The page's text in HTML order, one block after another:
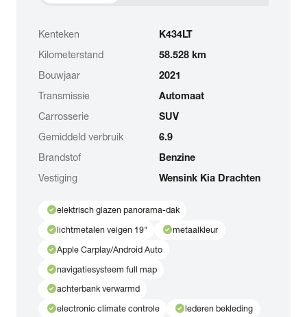
Kenteken
K434LT
Kilometerstand
58.528 km
Bouwjaar
2021
Transmissie
Automaat
Carrosserie
SUV
Gemiddeld verbruik
6.9
Brandstof
Benzine
Vestiging
Wensink Kia Drachten
check_circleelektrisch glazen panorama-dak
check_circlelichtmetalen velgen 19" check_circlemetaalkleur
check_circleApple Carplay/Android Auto
check_circlenavigatiesysteem full map
check_circleachterbank verwarmd
check_circleelectronic climate controle check_circlelederen bekleding